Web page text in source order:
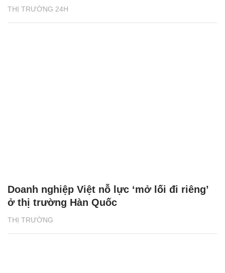
THỊ TRƯỜNG 24H
THỊ TRƯỜNG
Doanh nghiệp Việt nỗ lực ‘mở lối đi riêng’
ở thị trường Hàn Quốc